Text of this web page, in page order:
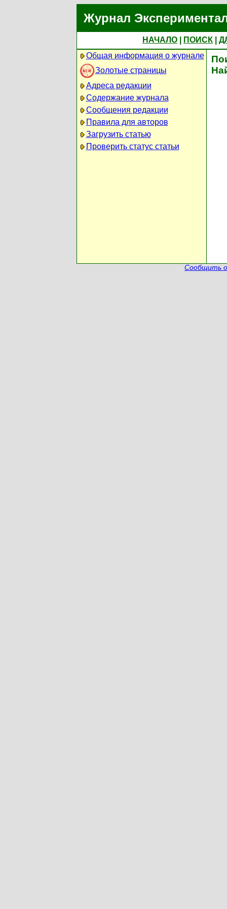
Журнал
НАЧАЛО ПОИСК
Общая информация о журнале
Золотые страницы
Адреса редакции
Содержание журнала
Сообщения редакции
Правила для авторов
Загрузить статью
Проверить статус статьи
Сообщить о